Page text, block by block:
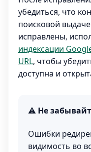
убедиться, что
поисковой
исправлены,
индексации
URL, чтобы
доступна и
⚠️ Не
Ошибки
видимость во